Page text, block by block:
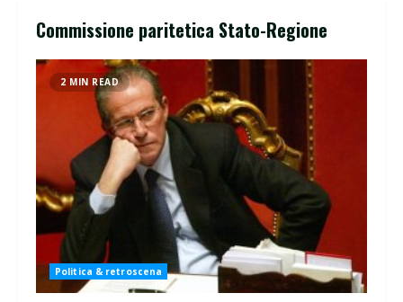
Commissione paritetica Stato-Regione
2 MIN READ
Politica & retroscena